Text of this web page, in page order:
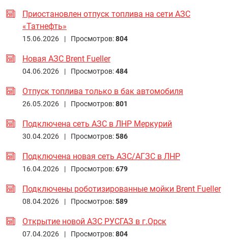
Приостановлен отпуск топлива на сети АЗС
«Татнефть»
15.06.2026 | Просмотров:804
Новая АЗС Brent Fueller
04.06.2026 | Просмотров:484
Отпуск топлива только в бак автомобиля
26.05.2026 | Просмотров:801
Подключена сеть АЗС в ЛНР Меркурий
30.04.2026 | Просмотров:586
Подключена новая сеть АЗС/АГЗС в ЛНР
16.04.2026 | Просмотров:679
Подключены роботизированные мойки Brent Fueller
08.04.2026 | Просмотров:589
Открытие новой АЗС РУСГАЗ в г.Орск
07.04.2026 | Просмотров:804